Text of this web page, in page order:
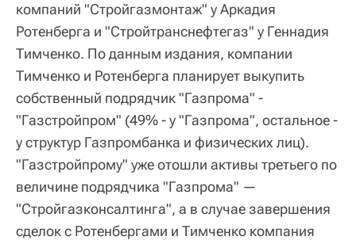
компаний "Стройгазмонтаж" у Аркадия
Ротенберга и "Стройтранснефтегаз" у Геннадия
Тимченко. По данным издания, компании
Тимченко и Ротенберга планирует выкупить
собственный подрядчик "Газпрома" -
"Газстройпром" (49% - у "Газпрома", остальное -
у структур Газпромбанка и физических лиц).
"Газстройпрому" уже отошли активы третьего по
величине подрядчика "Газпрома" —
"Стройгазконсалтинга", а в случае завершения
сделок с Ротенбергами и Тимченко компания